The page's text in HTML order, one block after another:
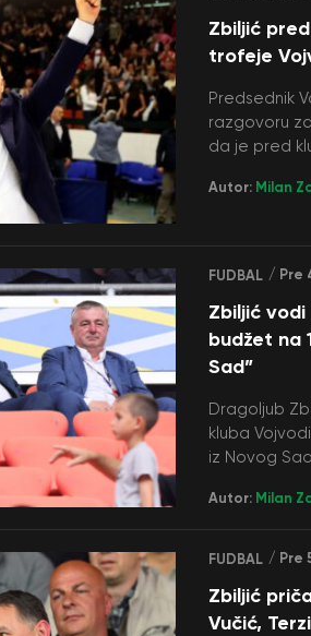
Zbiljić
trofeje
Predsednik
razgovoru
da je pred
Autor: Milan
FUDBAL / Pre
Zbiljić vodi
budžet na
Sad”
Dragoljub
kluba
iz Novog
Autor: Milan
FUDBAL / Pre
Zbiljić
Vučić,